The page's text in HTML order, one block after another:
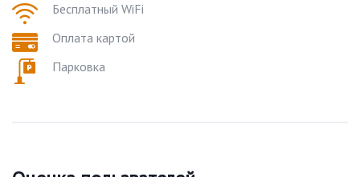
Бесплатный WiFi
Оплата картой
Парковка